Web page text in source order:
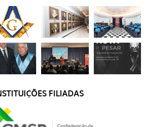
FILIADAS